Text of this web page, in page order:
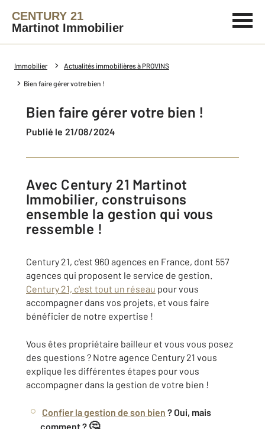
CENTURY 21
Martinot Immobilier
Immobilier Actualités immobilières à PROVINS
Bien faire gérer votre bien !
Bien faire gérer votre bien !
Publié le 21/08/2024
Avec Century 21 Martinot
Immobilier, construisons
ensemble la gestion qui vous
ressemble !
Century 21, c'est 960 agences en France, dont 557
agences qui proposent le service de gestion.
Century 21, c'est tout un réseau pour vous
accompagner dans vos projets, et vous faire
bénéficier de notre expertise !
Vous êtes propriétaire bailleur et vous vous posez
des questions ? Notre agence Century 21 vous
explique les différentes étapes pour vous
accompagner dans la gestion de votre bien !
Confier la gestion de son bien ? Oui, mais
comment ? 🤔